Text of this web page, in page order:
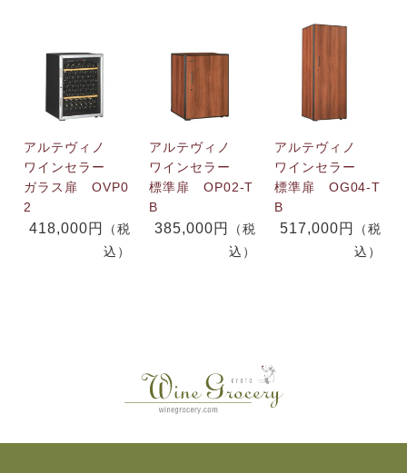
アルテヴィノ
ワインセラー
ガラス扉 OVP0
2
418,000円
（税
込）
アルテヴィノ
ワインセラー
標準扉 OP02-T
B
385,000円
（税
込）
アルテヴィノ
ワインセラー
標準扉 OG04-T
B
517,000円
（税
込）